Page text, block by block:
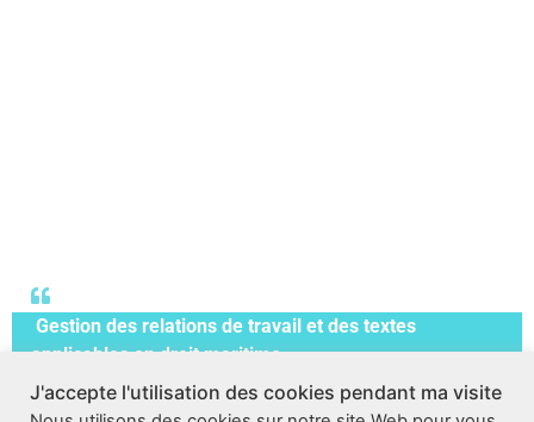
Gestion des relations de travail et des textes
applicables en droit maritime.
Conseil sur la fixation de la rémunérationet la
J'accepte l'utilisation des cookies pendant ma visite